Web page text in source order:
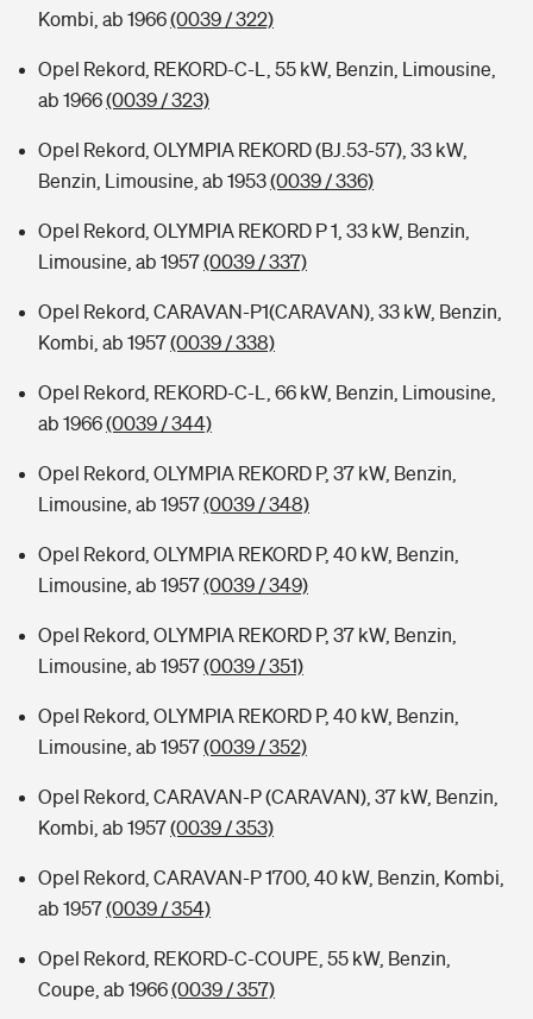
Kombi, ab 1966(0039 / 322)
Opel Rekord, REKORD-C-L, 55 kW, Benzin, Limousine,
ab 1966(0039 / 323)
Opel Rekord, OLYMPIA REKORD (BJ.53-57), 33 kW,
Benzin, Limousine, ab 1953(0039 / 336)
Opel Rekord, OLYMPIA REKORD P 1, 33 kW, Benzin,
Limousine, ab 1957(0039 / 337)
Opel Rekord, CARAVAN-P1(CARAVAN), 33 kW, Benzin,
Kombi, ab 1957(0039 / 338)
Opel Rekord, REKORD-C-L, 66 kW, Benzin, Limousine,
ab 1966(0039 / 344)
Opel Rekord, OLYMPIA REKORD P, 37 kW, Benzin,
Limousine, ab 1957(0039 / 348)
Opel Rekord, OLYMPIA REKORD P, 40 kW, Benzin,
Limousine, ab 1957(0039 / 349)
Opel Rekord, OLYMPIA REKORD P, 37 kW, Benzin,
Limousine, ab 1957(0039 / 351)
Opel Rekord, OLYMPIA REKORD P, 40 kW, Benzin,
Limousine, ab 1957(0039 / 352)
Opel Rekord, CARAVAN-P (CARAVAN), 37 kW, Benzin,
Kombi, ab 1957(0039 / 353)
Opel Rekord, CARAVAN-P 1700, 40 kW, Benzin, Kombi,
ab 1957(0039 / 354)
Opel Rekord, REKORD-C-COUPE, 55 kW, Benzin,
Coupe, ab 1966(0039 / 357)